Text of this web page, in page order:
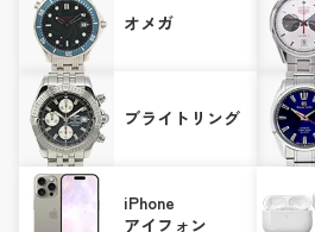
オメガ
ブライトリング
iPhone
アイフォン